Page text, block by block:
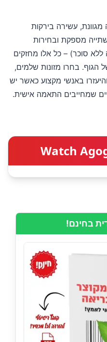
מגוונת, עשירה בירקות
מספקת ובחירות
סוכר) – כל אלו מחזקים
בחרו מזונות שלמים,
באנשי מקצוע כאשר יש
שמחייבים התאמה אישית.
Watch
בחינם!